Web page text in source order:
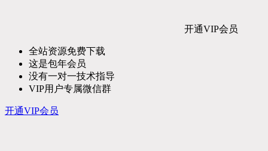
开通VIP会员
全站资源免费下载
这是包年会员
没有一对一技术指导
VIP用户专属微信群
开通VIP会员